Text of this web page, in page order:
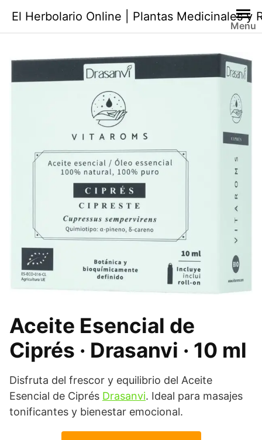
contenido
El Herbolario Online | Plantas Medicinales y
Menu
Aceite Esencial de
Ciprés · Drasanvi · 10 ml
Disfruta del frescor y equilibrio del Aceite
Esencial de Ciprés Drasanvi. Ideal para masajes
tonificantes y bienestar emocional.